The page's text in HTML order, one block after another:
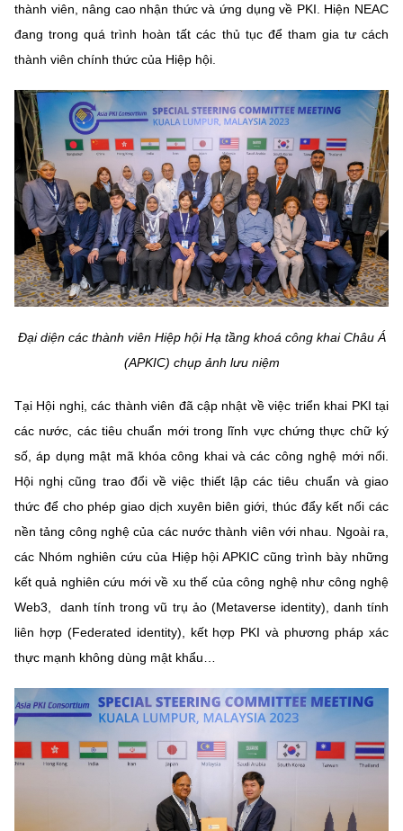
Tiêu chuẩn, đo lường, chất lượng
Năng lượng nguyên tử
Tin tổng hợp
Tin địa phương
Đổi mới sáng tạo
Chuyển đổi số
Bưu chính, Viễn thông
Sở hữu trí tuệ
Tiêu chuẩn, đo lường, chất lượng
Năng lượng nguyên tử
THƯ ĐIỆN TỬ
Infographic
Ảnh
Voice
Nhiệm vụ trọng tâm
Chọn ngôn ngữ
BỘ KHOA HỌC VÀ CÔNG NGHỆ
MINISTRY OF SCIENCE AND TECHNOLOGY
Điều khoản sử dụng Theo dõi MST: Góp ý
Cơ quan chủ quản: Bộ Khoa học và Công nghệ (MST)
Chịu trách nhiệm nội dung: Nguyễn Thị Hải Hằng
Giám đốc Trung tâm Truyền thông Khoa học và Công nghệ.
Liên hệ
Điện thoại: 024 3936 9506
Email:stc@mst.gov.vn
©2026 Bản quyền thuộc Bộ Khoa Học và Công Nghệ
thành viên, nâng cao nhận thức và ứng dụng về PKI. Hiện NEAC
đang trong quá trình hoàn tất các thủ tục để tham gia tư cách
thành viên chính thức của Hiệp hội.
Đại diện các thành viên Hiệp hội Hạ tầng khoá công khai Châu Á
(APKIC) chụp ảnh lưu niệm
Tại Hội nghị, các thành viên đã cập nhật về việc triển khai PKI tại
các nước, các tiêu chuẩn mới trong lĩnh vực chứng thực chữ ký
số, áp dụng mật mã khóa công khai và các công nghệ mới nổi.
Hội nghị cũng trao đổi về việc thiết lập các tiêu chuẩn và giao
thức để cho phép giao dịch xuyên biên giới, thúc đẩy kết nối các
nền tảng công nghệ của các nước thành viên với nhau. Ngoài ra,
các Nhóm nghiên cứu của Hiệp hội APKIC cũng trình bày những
kết quả nghiên cứu mới về xu thế của công nghệ như công nghệ
Web3, danh tính trong vũ trụ ảo (Metaverse identity), danh tính
liên hợp (Federated identity), kết hợp PKI và phương pháp xác
thực mạnh không dùng mật khẩu…